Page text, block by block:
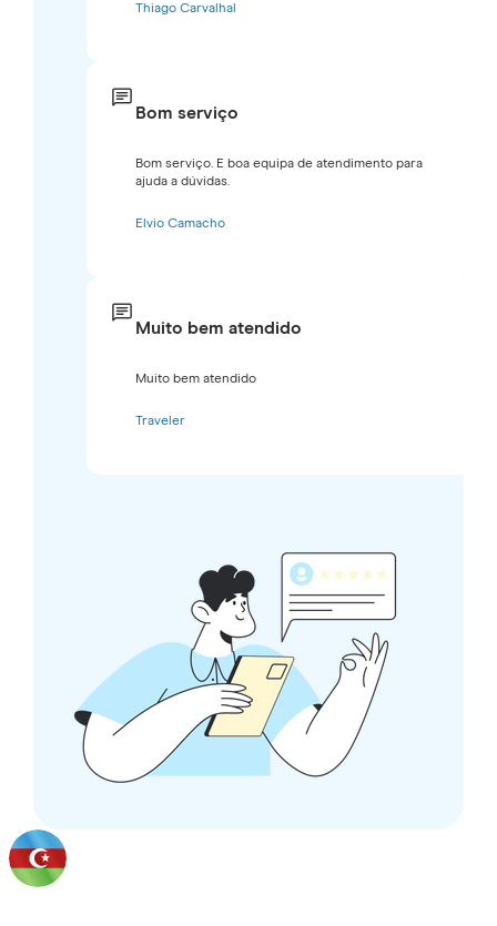
Thiago Carvalhal
Bom serviço
Bom serviço. E boa equipa de atendimento para
ajuda a dúvidas.
Elvio Camacho
Muito bem atendido
Muito bem atendido
Traveler